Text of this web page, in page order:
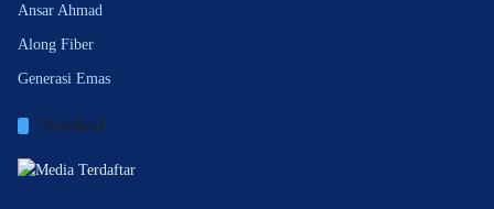
Ansar Ahmad
Along Fiber
Generasi Emas
Verified